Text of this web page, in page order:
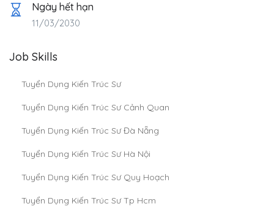
Ngày hết hạn
11/03/2030
Job Skills
Tuyển Dụng Kiến Trúc Sư
Tuyển Dụng Kiến Trúc Sư Cảnh Quan
Tuyển Dụng Kiến Trúc Sư Đà Nẵng
Tuyển Dụng Kiến Trúc Sư Hà Nội
Tuyển Dụng Kiến Trúc Sư Quy Hoạch
Tuyển Dụng Kiến Trúc Sư Tp Hcm